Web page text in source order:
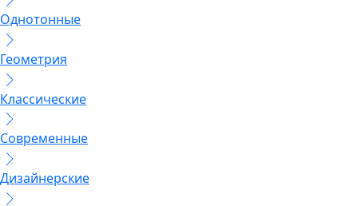
Однотонные
Геометрия
Классические
Современные
Дизайнерские